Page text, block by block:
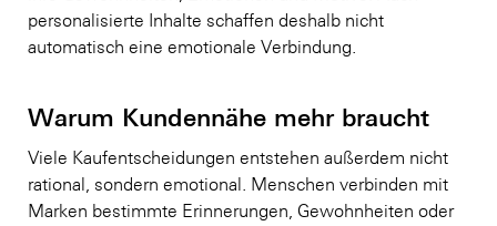
personalisierte Inhalte schaffen deshalb nicht
automatisch eine emotionale Verbindung.
Warum Kundennähe mehr braucht
Viele Kaufentscheidungen entstehen außerdem nicht
rational, sondern emotional. Menschen verbinden mit
Marken bestimmte Erinnerungen, Gewohnheiten oder